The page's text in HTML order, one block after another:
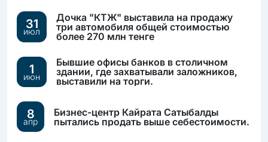
31
июл
Дочка "КТЖ" выставила на продажу
три автомобиля общей стоимостью
более 270 млн тенге
1
июн
Бывшие офисы банков в столичном
здании, где захватывали заложников,
выставили на торги.
8
апр
Бизнес-центр Кайрата Сатыбалды
пытались продать выше себестоимости.